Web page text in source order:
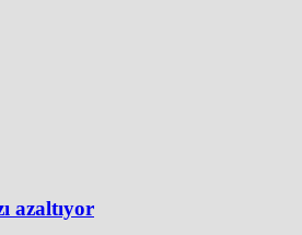
azaltıyor